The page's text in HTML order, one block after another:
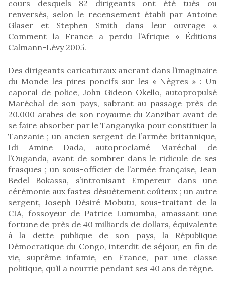
cours desquels 82 dirigeants ont été tués ou
renversés, selon le recensement établi par Antoine
Glaser et Stephen Smith dans leur ouvrage «
Comment la France a perdu l’Afrique » Éditions
Calmann-Lévy 2005.
Des dirigeants caricaturaux ancrant dans l’imaginaire
du Monde les pires poncifs sur les « Nègres » : Un
caporal de police, John Gideon Okello, autopropulsé
Maréchal de son pays, sabrant au passage près de
20.000 arabes de son royaume du Zanzibar avant de
se faire absorber par le Tanganyika pour constituer la
Tanzanie ; un ancien sergent de l’armée britannique,
Idi Amine Dada, autoproclamé Maréchal de
l’Ouganda, avant de sombrer dans le ridicule de ses
frasques ; un sous-officier de l’armée française, Jean
Bedel Bokassa, s’intronisant Empereur dans une
cérémonie aux fastes désuètement coûteux ; un autre
sergent, Joseph Désiré Mobutu, sous-traitant de la
CIA, fossoyeur de Patrice Lumumba, amassant une
fortune de près de 40 milliards de dollars, équivalente
à la dette publique de son pays, la République
Démocratique du Congo, interdit de séjour, en fin de
vie, suprême infamie, en France, par une classe
politique, qu’il a nourrie pendant ses 40 ans de règne.